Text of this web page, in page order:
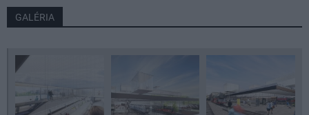
GALÉRIA